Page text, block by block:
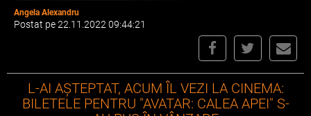
Angela Alexandru
Postat pe 22.11.2022 09:44:21
L-AI AȘTEPTAT, ACUM ÎL VEZI LA CINEMA:
BILETELE PENTRU "AVATAR: CALEA APEI" S-